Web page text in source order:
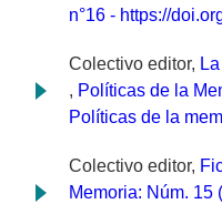
n°16 - https://
Colectivo editor,
, Políticas de la
Políticas de la
Colectivo editor,
Memoria: Núm. 15